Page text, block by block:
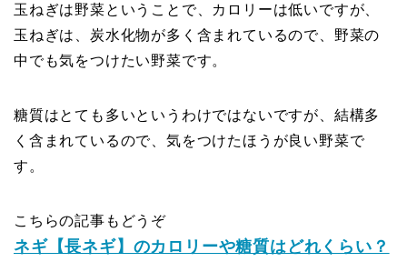
玉ねぎは野菜ということで、カロリーは低いですが、
玉ねぎは、炭水化物が多く含まれているので、野菜の
中でも気をつけたい野菜です。
糖質はとても多いというわけではないですが、結構多
く含まれているので、気をつけたほうが良い野菜で
す。
こちらの記事もどうぞ
ネギ【長ネギ】のカロリーや糖質はどれくらい？